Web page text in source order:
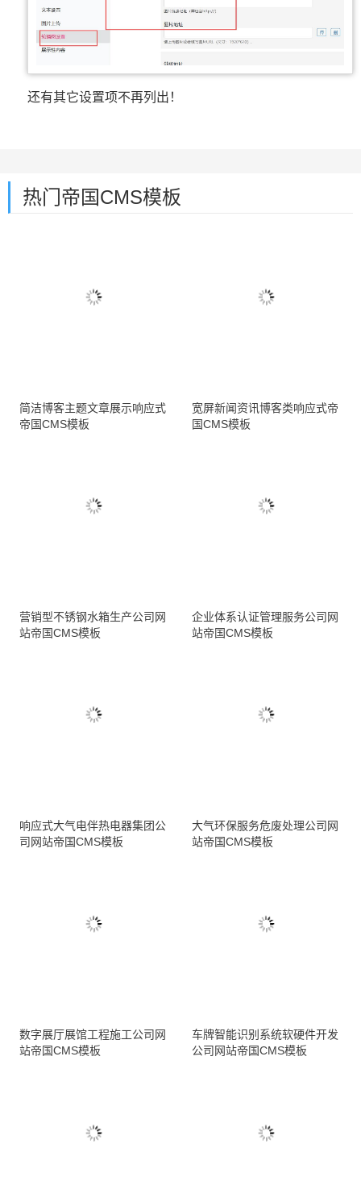
还有其它设置项不再列出！
热门帝国CMS模板
简洁博客主题文章展示响应式
帝国CMS模板
宽屏新闻资讯博客类响应式帝
国CMS模板
营销型不锈钢水箱生产公司网
站帝国CMS模板
企业体系认证管理服务公司网
站帝国CMS模板
响应式大气电伴热电器集团公
司网站帝国CMS模板
大气环保服务危废处理公司网
站帝国CMS模板
数字展厅展馆工程施工公司网
站帝国CMS模板
车牌智能识别系统软硬件开发
公司网站帝国CMS模板